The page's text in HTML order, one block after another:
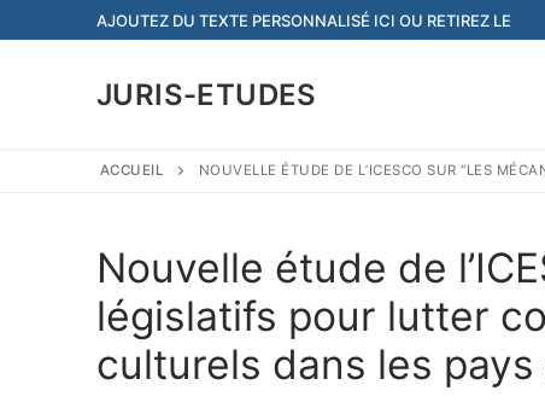
au
AJOUTEZ DU TEXTE PERSONNALISÉ ICI OU RETIREZ LE
JURIS-ETUDES
ACCUEIL NOUVELLE ÉTUDE DE L’ICESCO SUR “LES
Nouvelle étude de
législatifs pour lutter
culturels dans les pays